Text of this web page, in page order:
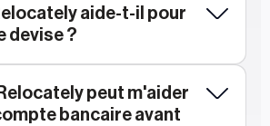
aide-t-il pour
devise ?
peut m'aider
bancaire avant